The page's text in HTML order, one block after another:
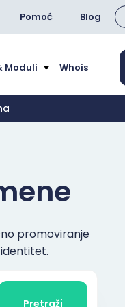
Pomoć Blog
Moduli Whois
promoviranje
Pretraži